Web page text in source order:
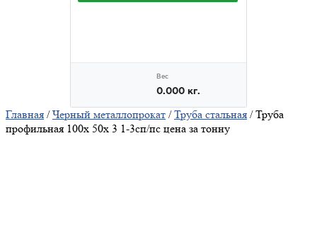
Главная /Черный металлопрокат /Труба стальная / Труба
профильная 100х 50х 3 1-3сп/пс цена за тонну